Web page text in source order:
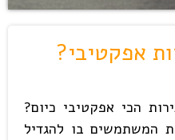
אפקטיבי?
הכי אפקטיבי כיום?
המשתמשים בו להגדיל